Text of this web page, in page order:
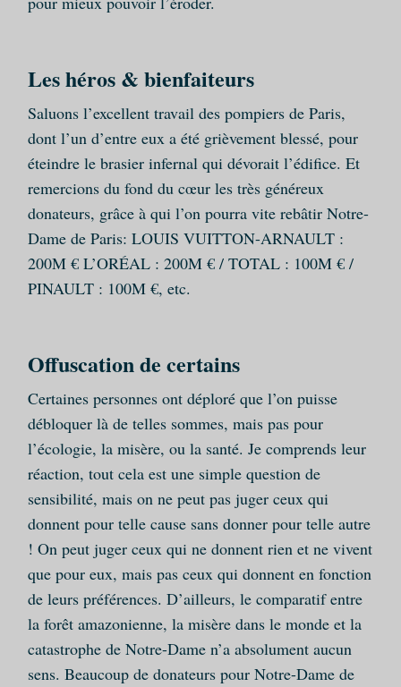
Les héros & bienfaiteurs
Saluons l’excellent travail des pompiers de Paris,
dont l’un d’entre eux a été grièvement blessé, pour
éteindre le brasier infernal qui dévorait l’édifice. Et
remercions du fond du cœur les très généreux
donateurs, grâce à qui l’on pourra vite rebâtir Notre-
Dame de Paris: LOUIS VUITTON-ARNAULT :
200M € L’ORÉAL : 200M € / TOTAL : 100M € /
PINAULT : 100M €, etc.
Offuscation de certains
Certaines personnes ont déploré que l’on puisse
débloquer là de telles sommes, mais pas pour
l’écologie, la misère, ou la santé. Je comprends leur
réaction, tout cela est une simple question de
sensibilité, mais on ne peut pas juger ceux qui
donnent pour telle cause sans donner pour telle autre
! On peut juger ceux qui ne donnent rien et ne vivent
que pour eux, mais pas ceux qui donnent en fonction
de leurs préférences. D’ailleurs, le comparatif entre
la forêt amazonienne, la misère dans le monde et la
catastrophe de Notre-Dame n’a absolument aucun
sens. Beaucoup de donateurs pour Notre-Dame de